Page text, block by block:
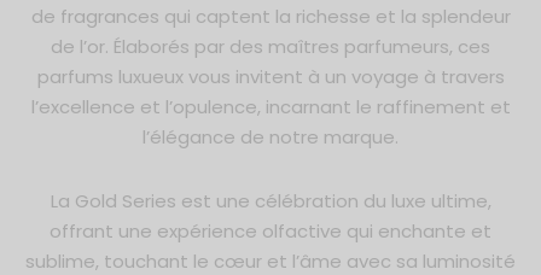
de fragrances qui captent la richesse et la splendeur
de l’or. Élaborés par des maîtres parfumeurs, ces
parfums luxueux vous invitent à un voyage à travers
l’excellence et l’opulence, incarnant le raffinement et
l’élégance de notre marque.
La Gold Series est une célébration du luxe ultime,
offrant une expérience olfactive qui enchante et
sublime, touchant le cœur et l’âme avec sa luminosité
Garden
of Arabia
Series
Collection
Parfumées 3ml
Parfumées 12ml
Freshener 500ml